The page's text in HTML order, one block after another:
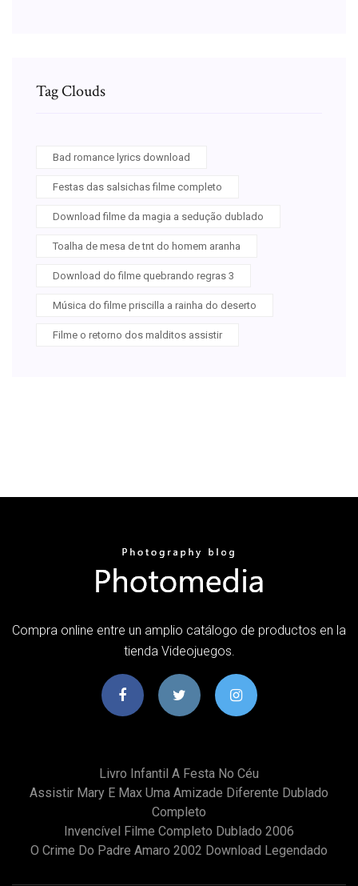
Tag Clouds
Bad romance lyrics download
Festas das salsichas filme completo
Download filme da magia a sedução dublado
Toalha de mesa de tnt do homem aranha
Download do filme quebrando regras 3
Música do filme priscilla a rainha do deserto
Filme o retorno dos malditos assistir
Compra online entre un amplio catálogo de productos en la
tienda Videojuegos.
Livro Infantil A Festa No Céu
Assistir Mary E Max Uma Amizade Diferente Dublado
Completo
Invencível Filme Completo Dublado 2006
O Crime Do Padre Amaro 2002 Download Legendado